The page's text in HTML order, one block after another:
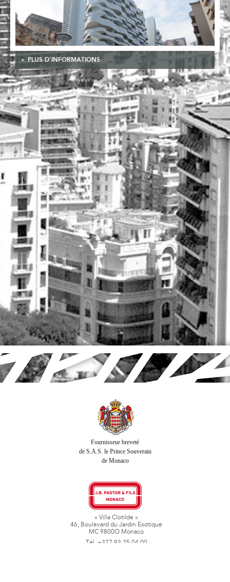
PLUS D'INFORMATIONS
Fournisseur breveté
de S.A.S. le Prince Souverain
de Monaco
« Villa Clotilde »
46, Boulevard du Jardin Exotique
MC 9800O Monaco
Tél. +377 93 25 04 00